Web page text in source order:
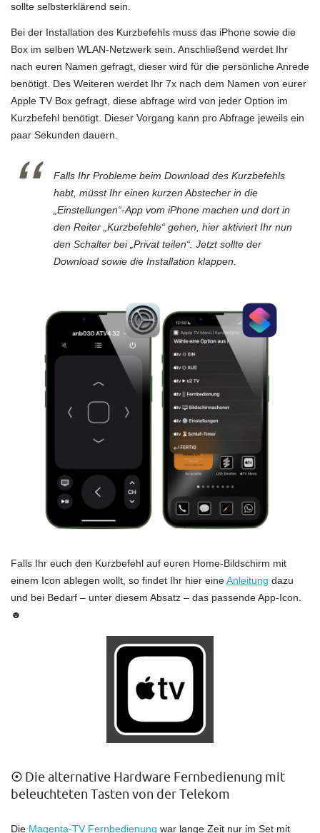
sollte selbsterklärend sein.
Bei der Installation des Kurzbefehls muss das iPhone sowie die
Box im selben WLAN-Netzwerk sein. Anschließend werdet Ihr
nach euren Namen gefragt, dieser wird für die persönliche Anrede
benötigt. Des Weiteren werdet Ihr 7x nach dem Namen von eurer
Apple TV Box gefragt, diese abfrage wird von jeder Option im
Kurzbefehl benötigt. Dieser Vorgang kann pro Abfrage jeweils ein
paar Sekunden dauern.
Falls Ihr Probleme beim Download des Kurzbefehls
habt, müsst Ihr einen kurzen Abstecher in die
„Einstellungen“-App vom iPhone machen und dort in
den Reiter „Kurzbefehle“ gehen, hier aktiviert Ihr nun
den Schalter bei „Privat teilen“. Jetzt sollte der
Download sowie die Installation klappen.
Falls Ihr euch den Kurzbefehl auf euren Home-Bildschirm mit
einem Icon ablegen wollt, so findet Ihr hier eineAnleitung dazu
und bei Bedarf – unter diesem Absatz – das passende App-Icon.
☻
☉ Die alternative Hardware Fernbedienung mit
beleuchteten Tasten von der Telekom
Die Magenta-TV Fernbedienung war lange Zeit nur im Set mit